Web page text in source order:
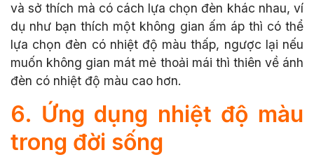
và sở thích mà có cách lựa chọn đèn khác nhau, ví
dụ như bạn thích một không gian ấm áp thì có thể
lựa chọn đèn có nhiệt độ màu thấp, ngược lại nếu
muốn không gian mát mẻ thoải mái thì thiên về ánh
đèn có nhiệt độ màu cao hơn.
6. Ứng dụng nhiệt độ màu
trong đời sống